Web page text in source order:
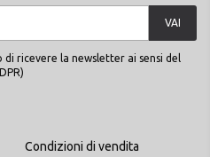
VAI
di ricevere la newsletter ai sensi del
Condizioni di vendita